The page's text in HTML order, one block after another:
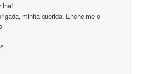
minha querida. Enche-me o